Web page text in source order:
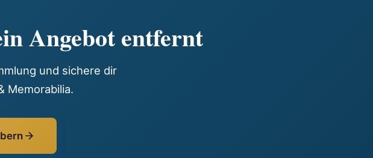
Angebot entfernt
und sichere dir
Memorabilia.